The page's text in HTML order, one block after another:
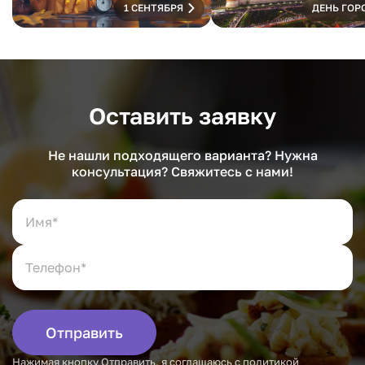
1 СЕНТЯБРЯ ДЕНЬ
Оставить заявку
Не нашли подходящего варианта? Нужна
консультация? Свяжитесь с нами!
Отправить
Нажимая кнопку Отправить, я соглашаюсь сполитикой